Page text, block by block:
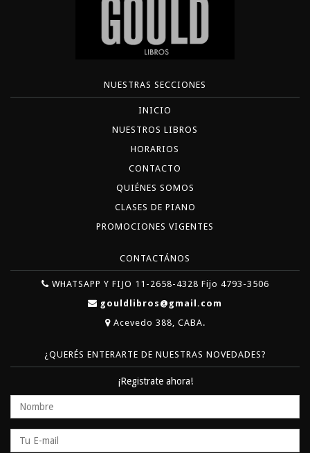
NUESTRAS SECCIONES
INICIO
NUESTROS LIBROS
HORARIOS
CONTACTO
QUIÉNES SOMOS
CLASES DE PIANO
PROMOCIONES VIGENTES
CONTACTÁNOS
WHATSAPP Y FIJO 11-2658-4328 Fijo 4793-3506
gouldlibros@gmail.com
Acevedo 388, CABA.
¿QUERÉS ENTERARTE DE NUESTRAS NOVEDADES?
¡Registrate ahora!